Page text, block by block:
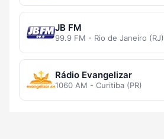
JB FM
99.9 FM - Rio de Janeiro (RJ)
Rádio Evangelizar
1060 AM - Curitiba (PR)